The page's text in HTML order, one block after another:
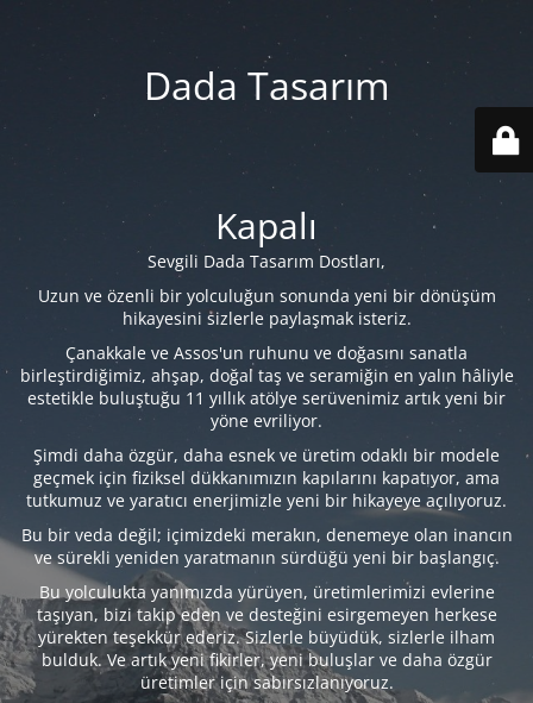
Dada Tasarım
Kapalı
Sevgili Dada Tasarım Dostları,
Uzun ve özenli bir yolculuğun sonunda yeni bir dönüşüm
hikayesini sizlerle paylaşmak isteriz.
Çanakkale ve Assos'un ruhunu ve doğasını sanatla
birleştirdiğimiz, ahşap, doğal taş ve seramiğin en yalın hâliyle
estetikle buluştuğu 11 yıllık atölye serüvenimiz artık yeni bir
yöne evriliyor.
Şimdi daha özgür, daha esnek ve üretim odaklı bir modele
geçmek için fiziksel dükkanımızın kapılarını kapatıyor, ama
tutkumuz ve yaratıcı enerjimizle yeni bir hikayeye açılıyoruz.
Bu bir veda değil; içimizdeki merakın, denemeye olan inancın
ve sürekli yeniden yaratmanın sürdüğü yeni bir başlangıç.
Bu yolculukta yanımızda yürüyen, üretimlerimizi evlerine
taşıyan, bizi takip eden ve desteğini esirgemeyen herkese
yürekten teşekkür ederiz. Sizlerle büyüdük, sizlerle ilham
bulduk. Ve artık yeni fikirler, yeni buluşlar ve daha özgür
üretimler için sabırsızlanıyoruz.